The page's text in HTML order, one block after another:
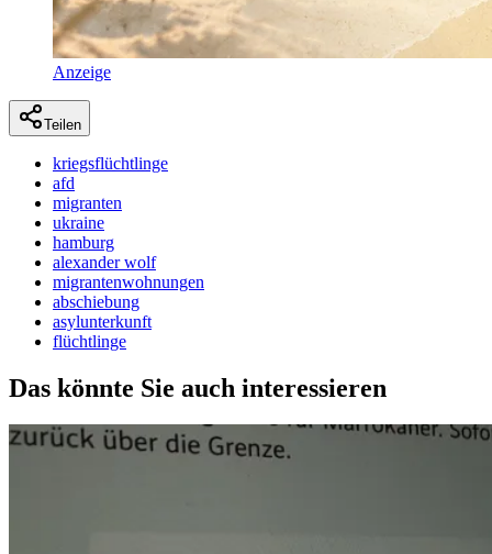
Anzeige
Teilen
kriegsflüchtlinge
afd
migranten
ukraine
hamburg
alexander wolf
migrantenwohnungen
abschiebung
asylunterkunft
flüchtlinge
Das könnte Sie auch interessieren